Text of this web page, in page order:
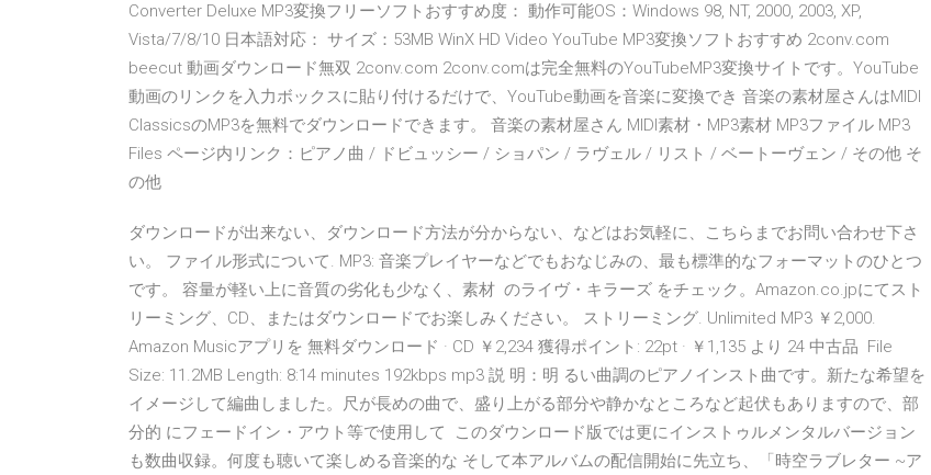
Converter Deluxe MP3変換フリーソフトおすすめ度： 動作可能OS：Windows 98, NT, 2000, 2003, XP,
Vista/7/8/10 日本語対応： サイズ：53MB WinX HD Video YouTube MP3変換ソフトおすすめ 2conv.com
beecut 動画ダウンロード無双 2conv.com 2conv.comは完全無料のYouTubeMP3変換サイトです。YouTube
動画のリンクを入力ボックスに貼り付けるだけで、YouTube動画を音楽に変換でき 音楽の素材屋さんはMIDI
ClassicsのMP3を無料でダウンロードできます。 音楽の素材屋さん MIDI素材・MP3素材 MP3ファイル MP3
Files ページ内リンク：ピアノ曲 / ドビュッシー / ショパン / ラヴェル / リスト / ベートーヴェン / その他 そ
の他
ダウンロードが出来ない、ダウンロード方法が分からない、などはお気軽に、こちらまでお問い合わせ下さ
い。 ファイル形式について. MP3: 音楽プレイヤーなどでもおなじみの、最も標準的なフォーマットのひとつ
です。 容量が軽い上に音質の劣化も少なく、素材 のライヴ・キラーズ をチェック。Amazon.co.jpにてスト
リーミング、CD、またはダウンロードでお楽しみください。 ストリーミング. Unlimited MP3 ￥2,000.
Amazon Musicアプリを 無料ダウンロード · CD ￥2,234 獲得ポイント: 22pt · ￥1,135 より 24 中古品 File
Size: 11.2MB Length: 8:14 minutes 192kbps mp3 説 明：明 るい曲調のピアノインスト曲です。新たな希望を
イメージして編曲しました。尺が長めの曲で、盛り上がる部分や静かなところなど起伏もありますので、部
分的 にフェードイン・アウト等で使用して このダウンロード版では更にインストゥルメンタルバージョン
も数曲収録。何度も聴いて楽しめる音楽的な そして本アルバムの配信開始に先立ち、「時空ラブレター ~ア